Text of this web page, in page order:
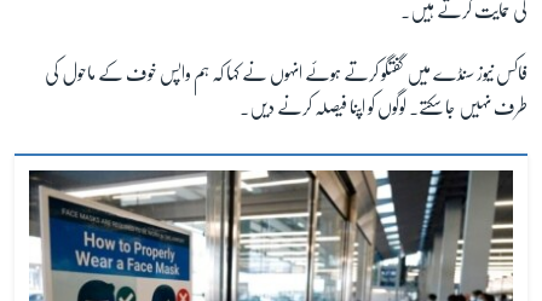
کی حمایت کرتے ہیں۔
فاکس نیوز سنڈے میں گفتگو کرتے ہوئے انہوں نے کہا کہ ہم واپس خوف کے ماحول کی
طرف نہیں جا سکتے۔ لوگوں کو اپنا فیصلہ کرنے دیں۔